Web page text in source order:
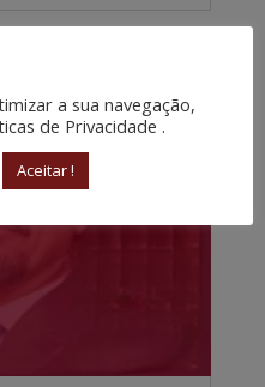
a sua navegação,
de Privacidade .
Aceitar !